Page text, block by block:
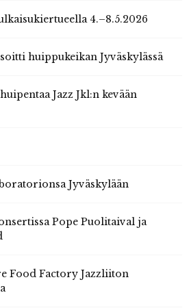
4.–8.5.2026
huippukeikan Jyväskylässä
Jazz Jkl:n kevään
Jyväskylään
Pope Puolitaival ja
Food Factory Jazzliiton